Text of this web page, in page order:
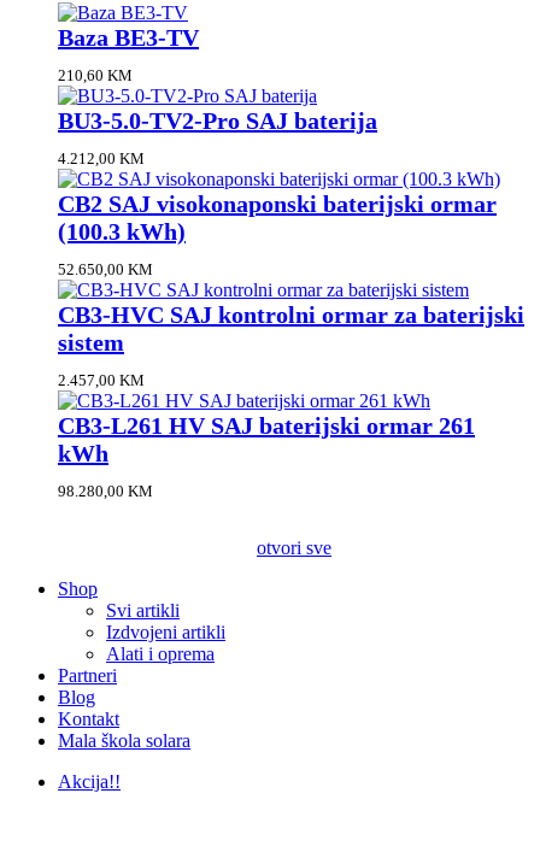
Baza BE3-TV
210,60 KM
BU3-5.0-TV2-Pro SAJ baterija
4.212,00 KM
CB2 SAJ visokonaponski baterijski ormar
(100.3 kWh)
52.650,00 KM
CB3-HVC SAJ kontrolni ormar za baterijski
sistem
2.457,00 KM
CB3-L261 HV SAJ baterijski ormar 261
kWh
98.280,00 KM
otvori sve
Shop
Svi artikli
Izdvojeni artikli
Alati i oprema
Partneri
Blog
Kontakt
Mala škola solara
Akcija!!